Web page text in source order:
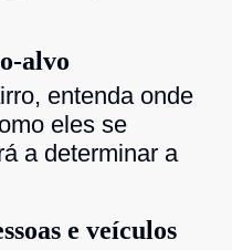
alvo
entenda onde
eles se
a determinar a
e veículos